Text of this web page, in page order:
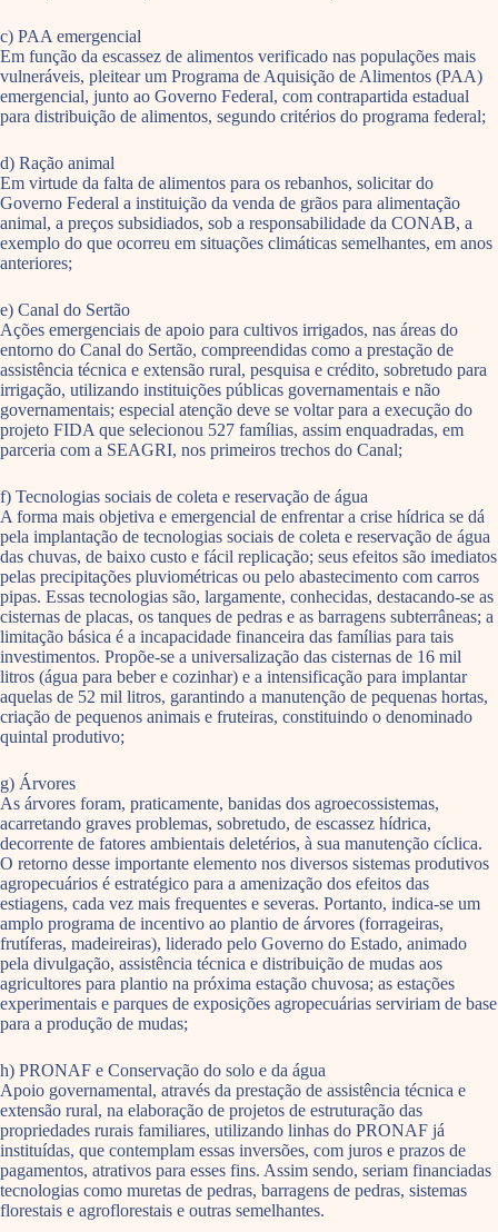
c) PAA emergencial
Em função da escassez de alimentos verificado nas populações mais
vulneráveis, pleitear um Programa de Aquisição de Alimentos (PAA)
emergencial, junto ao Governo Federal, com contrapartida estadual
para distribuição de alimentos, segundo critérios do programa federal;
d) Ração animal
Em virtude da falta de alimentos para os rebanhos, solicitar do
Governo Federal a instituição da venda de grãos para alimentação
animal, a preços subsidiados, sob a responsabilidade da CONAB, a
exemplo do que ocorreu em situações climáticas semelhantes, em anos
anteriores;
e) Canal do Sertão
Ações emergenciais de apoio para cultivos irrigados, nas áreas do
entorno do Canal do Sertão, compreendidas como a prestação de
assistência técnica e extensão rural, pesquisa e crédito, sobretudo para
irrigação, utilizando instituições públicas governamentais e não
governamentais; especial atenção deve se voltar para a execução do
projeto FIDA que selecionou 527 famílias, assim enquadradas, em
parceria com a SEAGRI, nos primeiros trechos do Canal;
f) Tecnologias sociais de coleta e reservação de água
A forma mais objetiva e emergencial de enfrentar a crise hídrica se dá
pela implantação de tecnologias sociais de coleta e reservação de água
das chuvas, de baixo custo e fácil replicação; seus efeitos são imediatos
pelas precipitações pluviométricas ou pelo abastecimento com carros
pipas. Essas tecnologias são, largamente, conhecidas, destacando-se as
cisternas de placas, os tanques de pedras e as barragens subterrâneas; a
limitação básica é a incapacidade financeira das famílias para tais
investimentos. Propõe-se a universalização das cisternas de 16 mil
litros (água para beber e cozinhar) e a intensificação para implantar
aquelas de 52 mil litros, garantindo a manutenção de pequenas hortas,
criação de pequenos animais e fruteiras, constituindo o denominado
quintal produtivo;
g) Árvores
As árvores foram, praticamente, banidas dos agroecossistemas,
acarretando graves problemas, sobretudo, de escassez hídrica,
decorrente de fatores ambientais deletérios, à sua manutenção cíclica.
O retorno desse importante elemento nos diversos sistemas produtivos
agropecuários é estratégico para a amenização dos efeitos das
estiagens, cada vez mais frequentes e severas. Portanto, indica-se um
amplo programa de incentivo ao plantio de árvores (forrageiras,
frutíferas, madeireiras), liderado pelo Governo do Estado, animado
pela divulgação, assistência técnica e distribuição de mudas aos
agricultores para plantio na próxima estação chuvosa; as estações
experimentais e parques de exposições agropecuárias serviriam de base
para a produção de mudas;
h) PRONAF e Conservação do solo e da água
Apoio governamental, através da prestação de assistência técnica e
extensão rural, na elaboração de projetos de estruturação das
propriedades rurais familiares, utilizando linhas do PRONAF já
instituídas, que contemplam essas inversões, com juros e prazos de
pagamentos, atrativos para esses fins. Assim sendo, seriam financiadas
tecnologias como muretas de pedras, barragens de pedras, sistemas
florestais e agroflorestais e outras semelhantes.